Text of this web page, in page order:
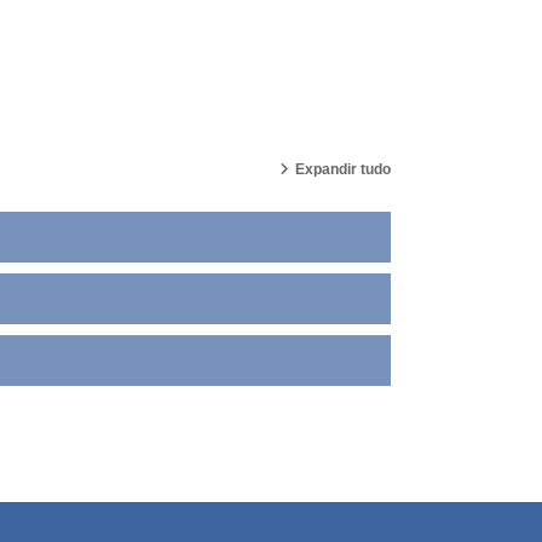
Expandir tudo